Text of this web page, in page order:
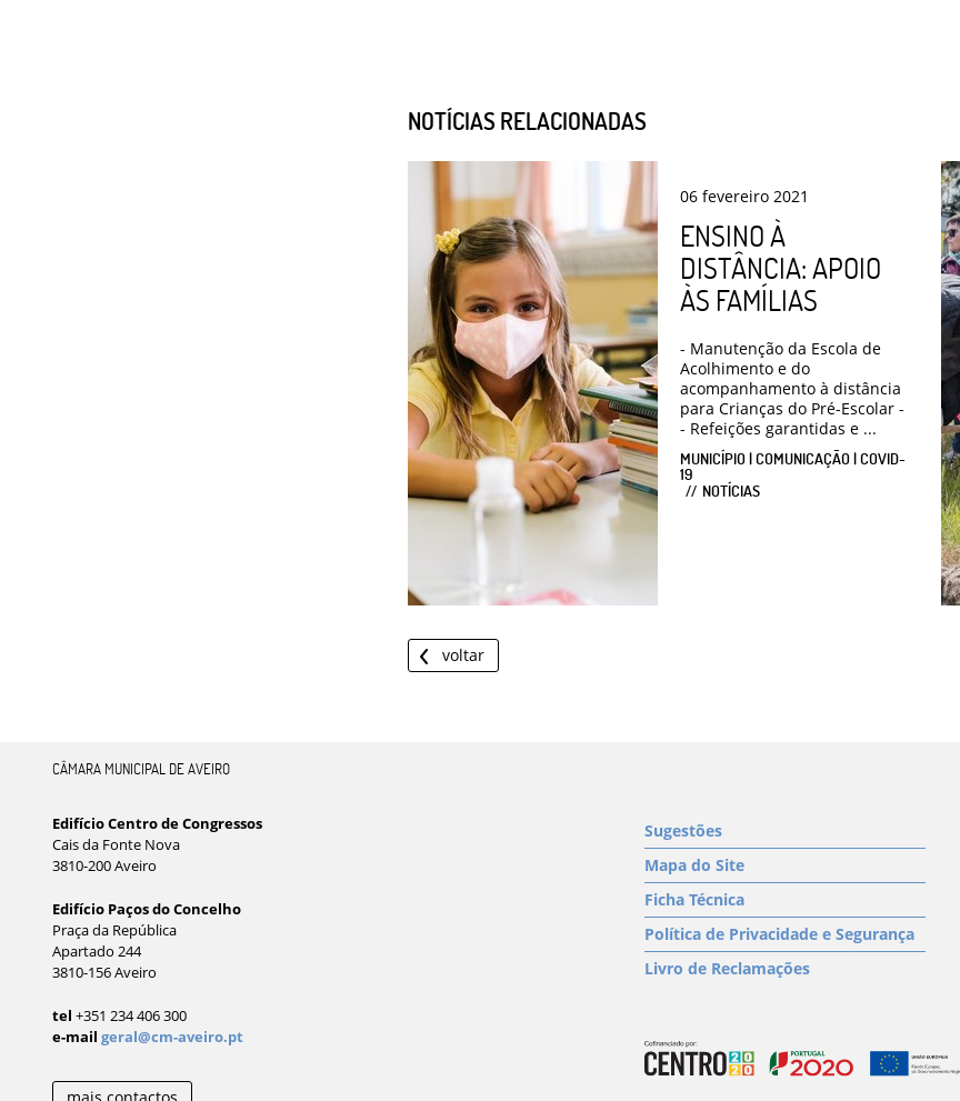
NOTÍCIAS RELACIONADAS
06 fevereiro 2021
ENSINO À
DISTÂNCIA: APOIO
ÀS FAMÍLIAS
- Manutenção da Escola de
Acolhimento e do
acompanhamento à distância
para Crianças do Pré-Escolar -
- Refeições garantidas e ...
MUNICÍPIO | COMUNICAÇÃO | COVID-
19
NOTÍCIAS
voltar
CÂMARA MUNICIPAL DE AVEIRO
Edifício Centro de Congressos
Cais da Fonte Nova
3810-200 Aveiro
Edifício Paços do Concelho
Praça da República
Apartado 244
3810-156 Aveiro
tel +351 234 406 300
e-mail geral@cm-aveiro.pt
mais contactos
Sugestões
Mapa do Site
Ficha Técnica
Política de Privacidade e Segurança
Livro de Reclamações